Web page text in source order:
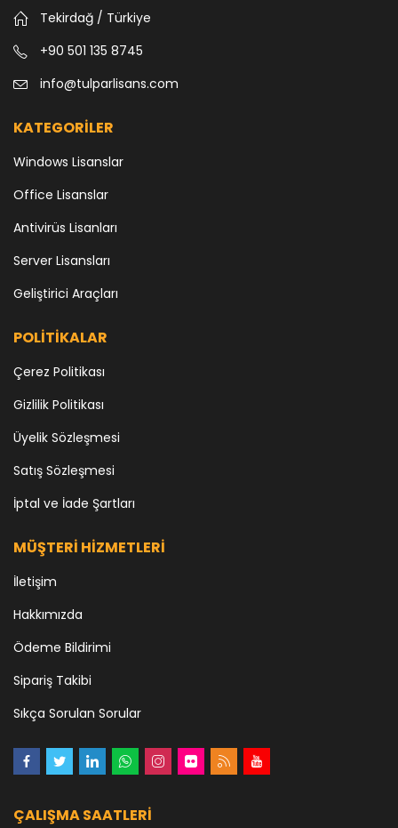
Tekirdağ / Türkiye
+90 501 135 8745
info@tulparlisans.com
KATEGORİLER
Windows Lisanslar
Office Lisanslar
Antivirüs Lisanları
Server Lisansları
Geliştirici Araçları
POLİTİKALAR
Çerez Politikası
Gizlilik Politikası
Üyelik Sözleşmesi
Satış Sözleşmesi
İptal ve İade Şartları
MÜŞTERİ HİZMETLERİ
İletişim
Hakkımızda
Ödeme Bildirimi
Sipariş Takibi
Sıkça Sorulan Sorular
ÇALIŞMA SAATLERI